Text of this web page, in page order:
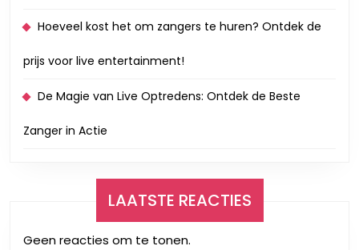
Hoeveel kost het om zangers te huren? Ontdek de
prijs voor live entertainment!
De Magie van Live Optredens: Ontdek de Beste
Zanger in Actie
LAATSTE REACTIES
Geen reacties om te tonen.